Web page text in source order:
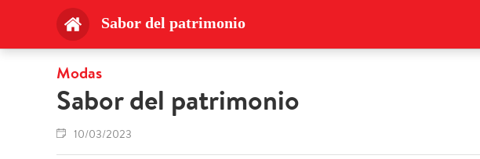
Sabor del patrimonio
Modas
Sabor del patrimonio
10/03/2023